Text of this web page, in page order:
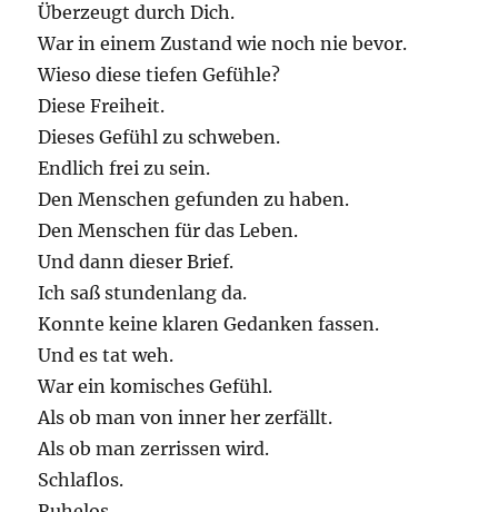
Überzeugt durch Dich.
War in einem Zustand wie noch nie bevor.
Wieso diese tiefen Gefühle?
Diese Freiheit.
Dieses Gefühl zu schweben.
Endlich frei zu sein.
Den Menschen gefunden zu haben.
Den Menschen für das Leben.
Und dann dieser Brief.
Ich saß stundenlang da.
Konnte keine klaren Gedanken fassen.
Und es tat weh.
War ein komisches Gefühl.
Als ob man von inner her zerfällt.
Als ob man zerrissen wird.
Schlaflos.